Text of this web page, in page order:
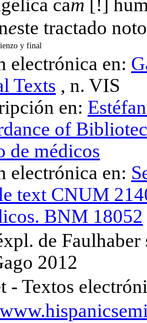
cam [!]
este tractado
y final
electrónica en:
Texts , n. VIS
en:
of
de médicos
electrónica en:
text CNUM
BNM 18052
de
2012
- Textos